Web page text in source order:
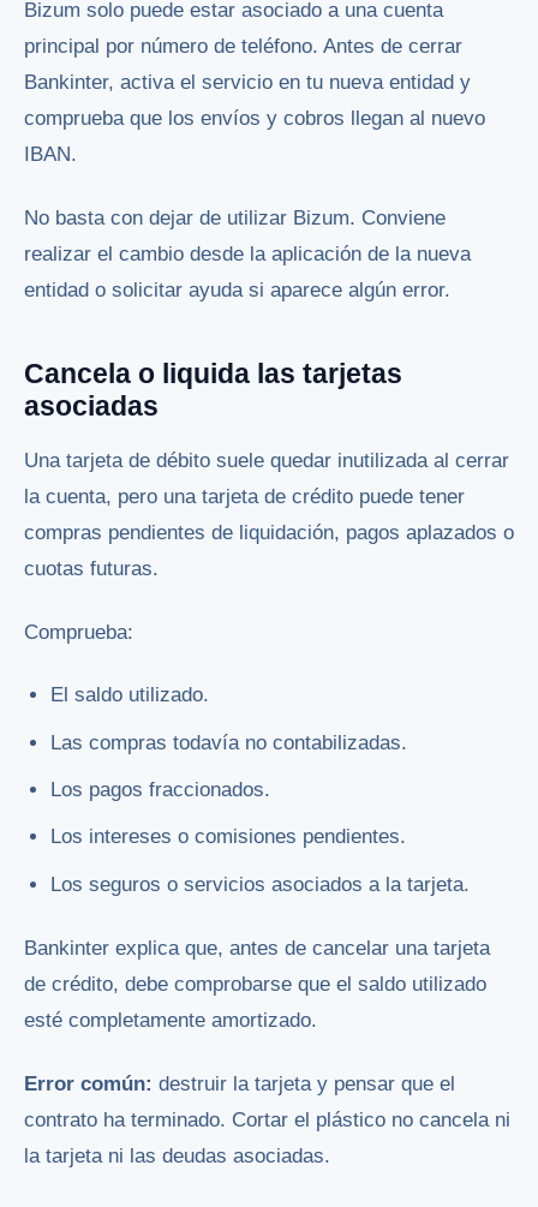
Bizum solo puede estar asociado a una cuenta
principal por número de teléfono. Antes de cerrar
Bankinter, activa el servicio en tu nueva entidad y
comprueba que los envíos y cobros llegan al nuevo
IBAN.
No basta con dejar de utilizar Bizum. Conviene
realizar el cambio desde la aplicación de la nueva
entidad o solicitar ayuda si aparece algún error.
Cancela o liquida las tarjetas
asociadas
Una tarjeta de débito suele quedar inutilizada al cerrar
la cuenta, pero una tarjeta de crédito puede tener
compras pendientes de liquidación, pagos aplazados o
cuotas futuras.
Comprueba:
El saldo utilizado.
Las compras todavía no contabilizadas.
Los pagos fraccionados.
Los intereses o comisiones pendientes.
Los seguros o servicios asociados a la tarjeta.
Bankinter explica que, antes de cancelar una tarjeta
de crédito, debe comprobarse que el saldo utilizado
esté completamente amortizado.
Error común: destruir la tarjeta y pensar que el
contrato ha terminado. Cortar el plástico no cancela ni
la tarjeta ni las deudas asociadas.